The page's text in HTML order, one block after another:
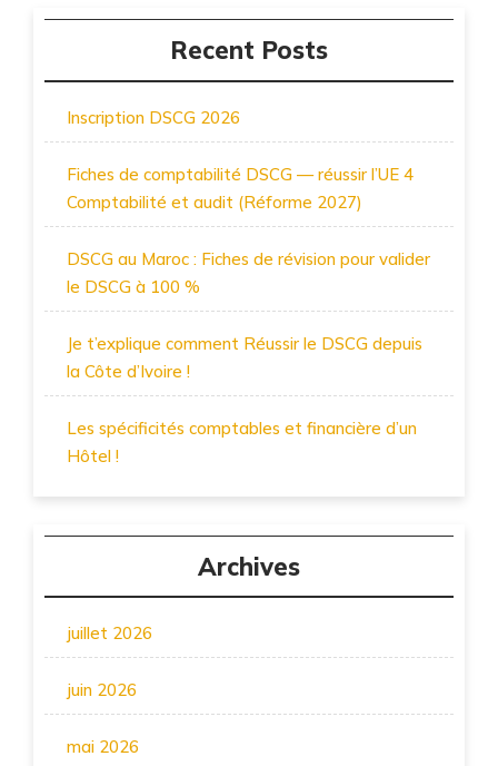
Recent Posts
Inscription DSCG 2026
Fiches de comptabilité DSCG — réussir l’UE 4
Comptabilité et audit (Réforme 2027)
DSCG au Maroc : Fiches de révision pour valider
le DSCG à 100 %
Je t’explique comment Réussir le DSCG depuis
la Côte d’Ivoire !
Les spécificités comptables et financière d’un
Hôtel !
Archives
juillet 2026
juin 2026
mai 2026